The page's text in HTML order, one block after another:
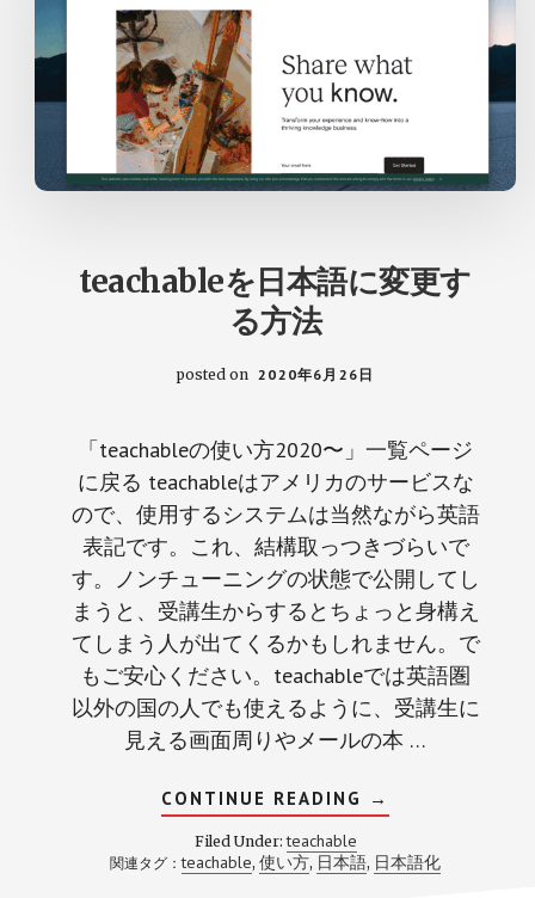
teachableを日本語に変更す
る方法
posted on 2020年6月26日
「teachableの使い方2020〜」一覧ページ
に戻る teachableはアメリカのサービスな
ので、使用するシステムは当然ながら英語
表記です。これ、結構取っつきづらいで
す。ノンチューニングの状態で公開してし
まうと、受講生からするとちょっと身構え
てしまう人が出てくるかもしれません。で
もご安心ください。teachableでは英語圏
以外の国の人でも使えるように、受講生に
見える画面周りやメールの本 …
CONTINUE READING ABOUT
TEACHABLE
日
本
→
Filed Under:teachable
関連タグ：teachable,使い方, 日本語, 日本語化